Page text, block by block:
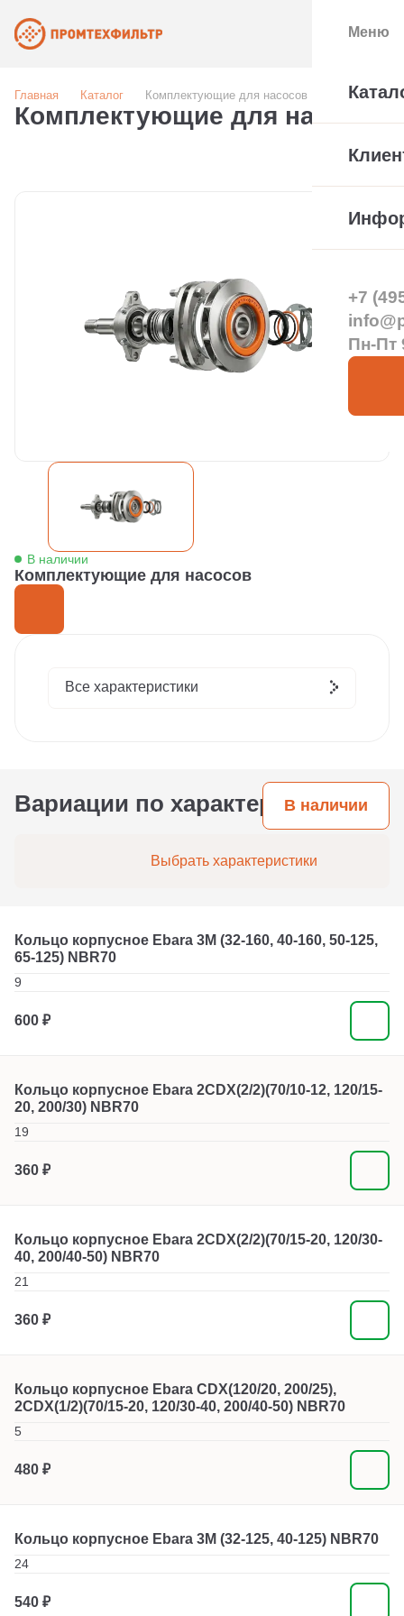
Главная Каталог Комплектующие для насосов
Комплектующие для насосов
В наличии
Комплектующие для насосов
Все характеристики
Вариации по характеристикам
В наличии
Выбрать характеристики
Кольцо корпусное Ebara 3M (32-160, 40-160, 50-125,
65-125) NBR70
9
600 ₽
Кольцо корпусное Ebara 2CDX(2/2)(70/10-12, 120/15-
20, 200/30) NBR70
19
360 ₽
Кольцо корпусное Ebara 2CDX(2/2)(70/15-20, 120/30-
40, 200/40-50) NBR70
21
360 ₽
Кольцо корпусное Ebara CDX(120/20, 200/25),
2CDX(1/2)(70/15-20, 120/30-40, 200/40-50) NBR70
5
480 ₽
Кольцо корпусное Ebara 3M (32-125, 40-125) NBR70
24
540 ₽
Меню
+7
Пн-Пт